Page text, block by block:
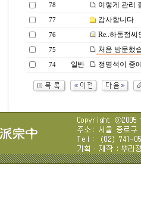
78 이렇게 관리
77 감사합니다
76 Re..하동정
75 처음 방문했
74 일반 정명석이 중